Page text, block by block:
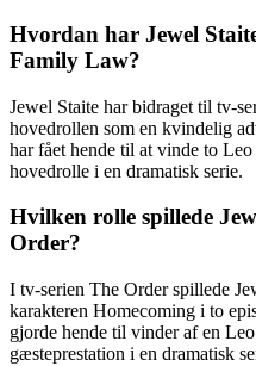
Hvordan har Jewel
Family Law?
Jewel Staite har bidraget til tv-
hovedrollen som en kvindelig
har fået hende til at vinde to
hovedrolle i en dramatisk serie.
Hvilken rolle spillede
Order?
I tv-serien The Order spillede
karakteren Homecoming i to
gjorde hende til vinder af en
gæsteprestation i en dramatisk